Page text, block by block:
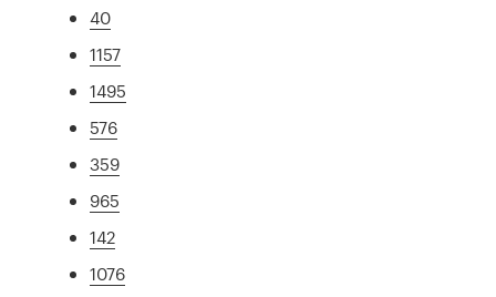
40
1157
1495
576
359
965
142
1076